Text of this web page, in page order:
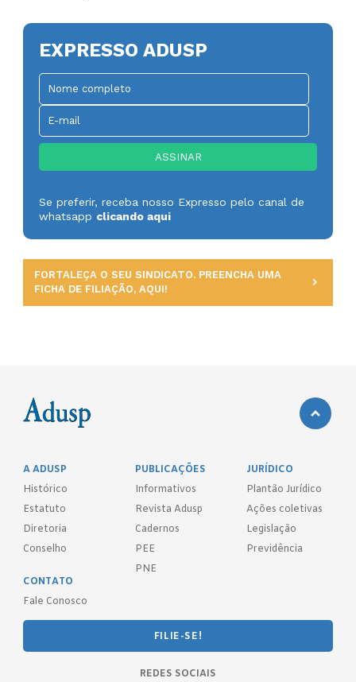
EXPRESSO ADUSP
Se preferir, receba nosso Expresso pelo canal de
whatsapp clicando aqui
FORTALEÇA O SEU SINDICATO. PREENCHA UMA
FICHA DE FILIAÇÃO, AQUI!
A ADUSP
Histórico
Estatuto
Diretoria
Conselho
PUBLICAÇÕES
Informativos
Revista Adusp
Cadernos
PEE
PNE
JURÍDICO
Plantão Jurídico
Ações coletivas
Legislação
Previdência
CONTATO
Fale Conosco
FILIE-SE!
REDES SOCIAIS